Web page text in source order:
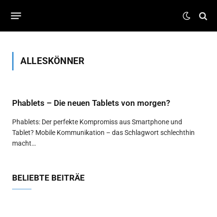
ALLESKÖNNER
Phablets – Die neuen Tablets von morgen?
Phablets: Der perfekte Kompromiss aus Smartphone und
Tablet? Mobile Kommunikation – das Schlagwort schlechthin
macht…
BELIEBTE BEITRÄE